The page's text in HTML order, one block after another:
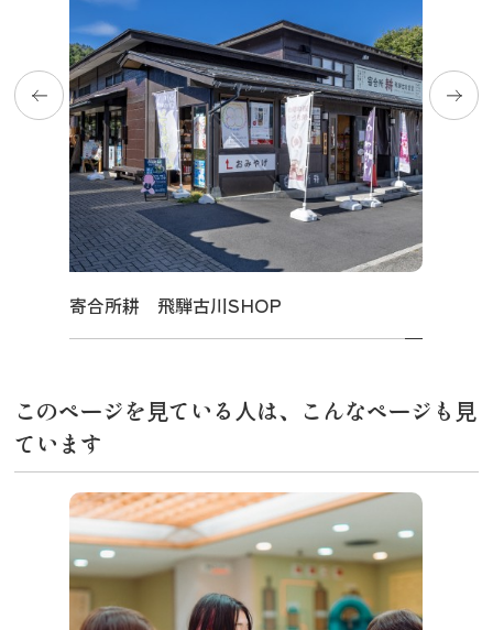
寄合所耕 飛騨古川SHOP
このページを見ている人は、こんなページも見
ています